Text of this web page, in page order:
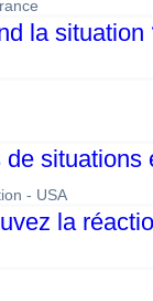
la situation
situations
- USA
la